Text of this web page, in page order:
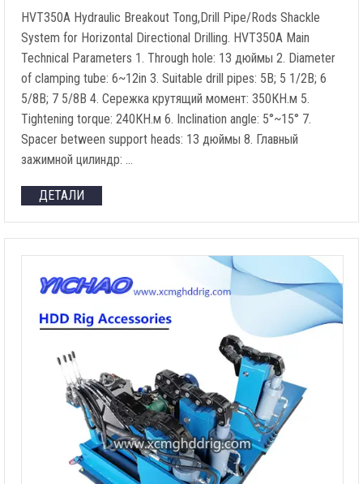
HVT350A Hydraulic Breakout Tong,Drill Pipe/Rods Shackle
System for Horizontal Directional Drilling. HVT350A Main
Technical Parameters 1. Through hole: 13 дюймы 2. Diameter
of clamping tube: 6~12in 3. Suitable drill pipes: 5В; 5 1/2В; 6
5/8В; 7 5/8В 4. Сережка крутящий момент: 350КН.м 5.
Tightening torque: 240КН.м 6. Inclination angle: 5°~15° 7.
Spacer between support heads: 13 дюймы 8. Главный
зажимной цилиндр: …
ДЕТАЛИ